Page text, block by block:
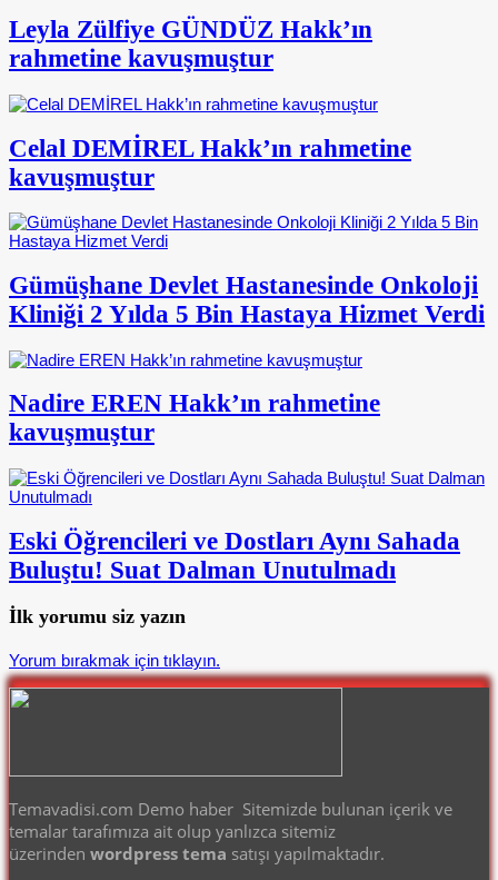
Leyla Zülfiye GÜNDÜZ Hakk’ın
rahmetine kavuşmuştur
Celal DEMİREL Hakk’ın rahmetine
kavuşmuştur
Gümüşhane Devlet Hastanesinde Onkoloji
Kliniği 2 Yılda 5 Bin Hastaya Hizmet Verdi
Nadire EREN Hakk’ın rahmetine
kavuşmuştur
Eski Öğrencileri ve Dostları Aynı Sahada
Buluştu! Suat Dalman Unutulmadı
İlk yorumu siz yazın
Yorum bırakmak için tıklayın.
Temavadisi.com Demo haber Sitemizde bulunan içerik ve
temalar tarafımıza ait olup yanlızca sitemiz
üzerinden wordpress tema satışı yapılmaktadır.